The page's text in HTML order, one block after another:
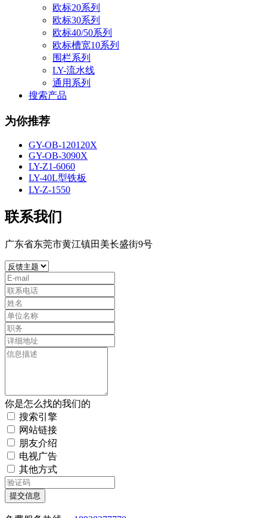
欧标20系列
欧标30系列
欧标40/50系列
欧标槽宽10系列
围栏系列
LY-流水线
通用系列
搜索产品
为你推荐
GY-OB-120120X
GY-OB-3090X
LY-Z1-6060
LY-40L型铁板
LY-Z-1550
联系我们
广东省东莞市黄江镇田美长盛街9号
你是怎么找的我们的
搜索引擎
网站链接
朋友介绍
电视广告
其他方式
提交信息